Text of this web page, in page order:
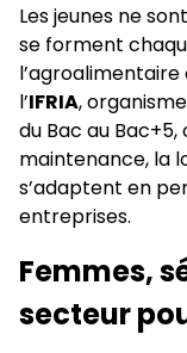
Les jeunes ne
se forment
l’IFRIA,
du Bac au
maintenance, la
s’adaptent en
entreprises.
Femmes,
secteur